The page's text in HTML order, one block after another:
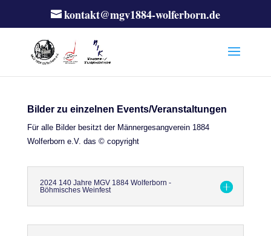
kontakt@mgv1884-wolferborn.de
Bilder zu einzelnen Events/Veranstaltungen
Für alle Bilder besitzt der Männergesangverein 1884
Wolferborn e.V. das © copyright
2024 140 Jahre MGV 1884 Wolferborn -
Böhmisches Weinfest